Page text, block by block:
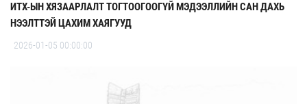
ИТХ-ЫН ХЯЗААРЛАЛТ ТОГТООГООГҮЙ МЭДЭЭЛЛИЙН САН ДАХЬ
НЭЭЛТТЭЙ ЦАХИМ ХАЯГУУД
2026-01-05 00:00:00